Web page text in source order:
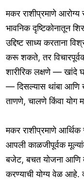
मकर राशीप्रमाणे आरोग्य
भावनिक दृष्टिकोनातून
उद्दिष्ट साध्य करताना
करू शकते, तर
शारीरिक लक्षणे — खांदे
— दिसल्यास थांबा आणि
ताणणे, चालणे किंवा योग
मकर राशीप्रमाणे आर्थिक
आपली काळजीपूर्वक
बजेट, बचत योजना आणि
करण्याची योग्य वेळ आहे.